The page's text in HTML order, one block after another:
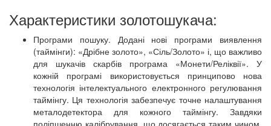
Характеристики золотошукача:
Програми пошуку. Додані нові програми виявлення
(таймінги): «Дрібне золото», «Сіль/Золото» і, що важливо
для шукачів скарбів програма «Монети/Реліквії». У
кожній програмі використовується принципово нова
технологія інтелектуального електронного регулювання
таймінгу. Ця технологія забезпечує точне налаштування
металодетектора для кожного таймінгу. Завдяки
поліпшенню калібрування, що досягається таким чином,